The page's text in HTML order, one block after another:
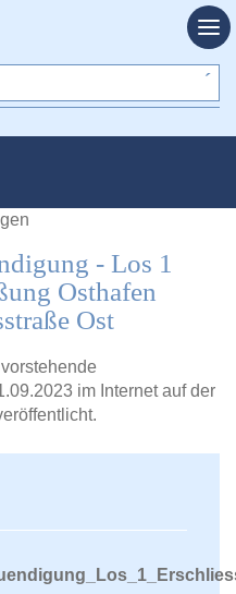
- Los 1
Osthafen
Ost
im Internet auf der
.